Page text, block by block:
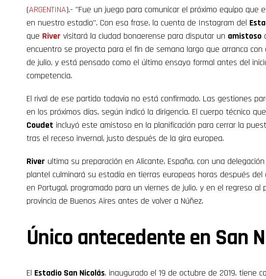
(ARGENTINA).- "Fue un juego para comunicar el próximo equipo que
en nuestro estadio". Con esa frase, la cuenta de Instagram del
que River visitará la ciudad bonaerense para disputar un amistoso
encuentro se proyecta para el fin de semana largo que arranca con
de julio, y está pensado como el último ensayo formal antes del
competencia.
El rival de ese partido todavía no está confirmado. Las gestiones
en los próximos días, según indicó la dirigencia. El cuerpo técnico
Coudet incluyó este amistoso en la planificación para cerrar la
tras el receso invernal, justo después de la gira europea.
River ultima su preparación en Alicante, España, con una
plantel culminará su estadía en tierras europeas horas después del
en Portugal, programado para un viernes de julio, y en el regreso al
provincia de Buenos Aires antes de volver a Núñez.
Único antecedente en San
El Estadio San Nicolás, inaugurado el 19 de octubre de 2019, tiene